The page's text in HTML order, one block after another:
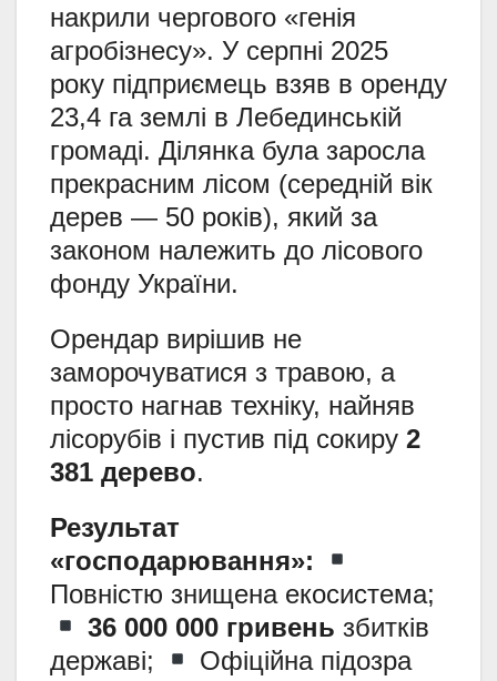
накрили чергового «генія
агробізнесу». У серпні 2025
року підприємець взяв в оренду
23,4 га землі в Лебединській
громаді. Ділянка була заросла
прекрасним лісом (середній вік
дерев — 50 років), який за
законом належить до лісового
фонду України.
Орендар вирішив не
заморочуватися з травою, а
просто нагнав техніку, найняв
лісорубів і пустив під сокиру 2
381 дерево.
Результат
«господарювання»:
Повністю знищена екосистема;
36 000 000 гривень збитків
державі;
Офіційна підозра